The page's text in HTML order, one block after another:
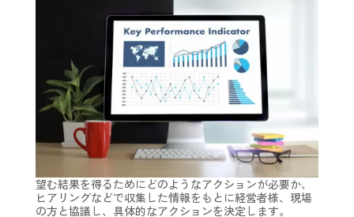
望む結果を得るためにどのようなアクションが必要か、
ヒアリングなどで収集した情報をもとに経営者様、現場
の方と協議し、具体的なアクションを決定します。